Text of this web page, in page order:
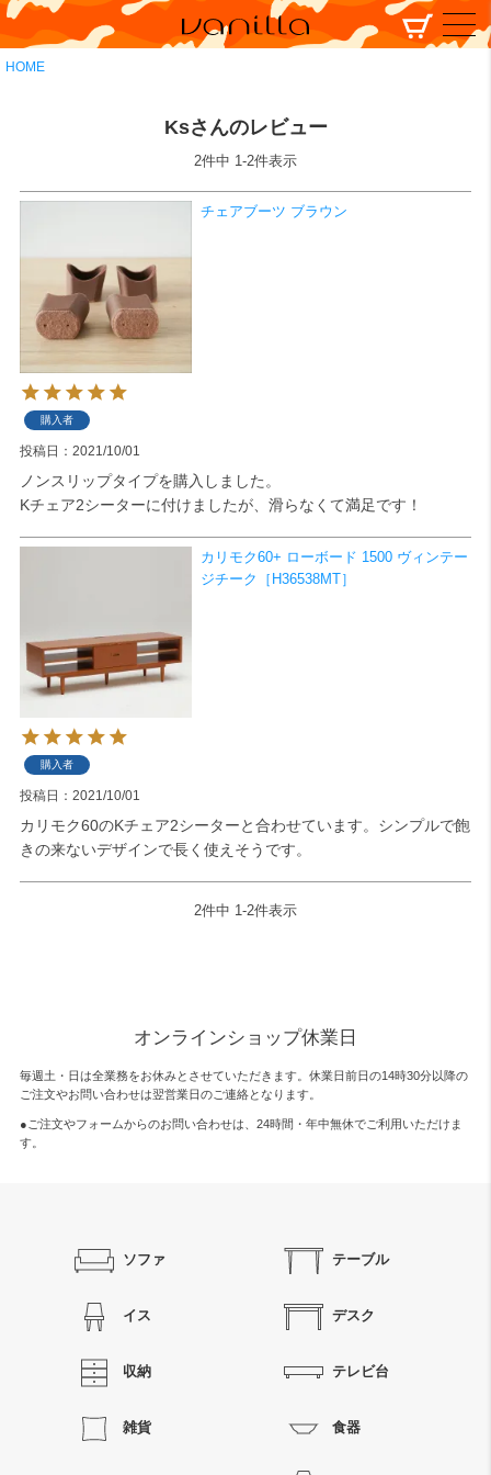
HOME
検索
Ksさんのレビュー
2件中 1-2件表示
チェアブーツ ブラウン
購入者
投稿日 2021/10/01
ノンスリップタイプを購入しました。
Kチェア2シーターに付けましたが、滑らなくて満足です！
カリモク60+ ローボード 1500 ヴィンテー
ジチーク［H36538MT］
購入者
投稿日 2021/10/01
カリモク60のKチェア2シーターと合わせています。シンプルで飽
きの来ないデザインで長く使えそうです。
2件中 1-2件表示
オンラインショップ休業日
毎週土・日は全業務をお休みとさせていただきます。休業日前日の14時30分以降の
ご注文やお問い合わせは翌営業日のご連絡となります。
●ご注文やフォームからのお問い合わせは、 24時間・年中無休でご利用いただけま
す。
ソファ テーブル
イス デスク
収納 テレビ台
雑貨 食器